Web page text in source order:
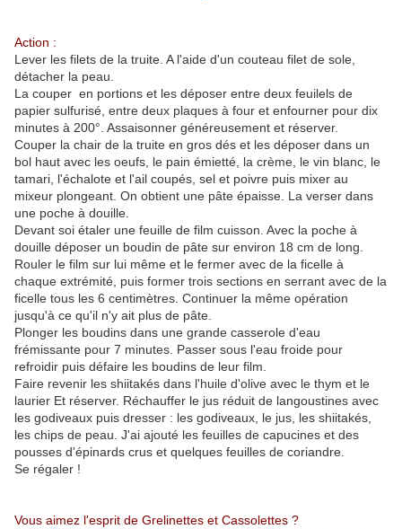
Action :
Lever les filets de la truite. A l'aide d'un couteau filet de sole,
détacher la peau.
La couper en portions et les déposer entre deux feuilels de
papier sulfurisé, entre deux plaques à four et enfourner pour dix
minutes à 200°. Assaisonner généreusement et réserver.
Couper la chair de la truite en gros dés et les déposer dans un
bol haut avec les oeufs, le pain émietté, la crème, le vin blanc, le
tamari, l'échalote et l'ail coupés, sel et poivre puis mixer au
mixeur plongeant. On obtient une pâte épaisse. La verser dans
une poche à douille.
Devant soi étaler une feuille de film cuisson. Avec la poche à
douille déposer un boudin de pâte sur environ 18 cm de long.
Rouler le film sur lui même et le fermer avec de la ficelle à
chaque extrémité, puis former trois sections en serrant avec de la
ficelle tous les 6 centimètres. Continuer la même opération
jusqu'à ce qu'il n'y ait plus de pâte.
Plonger les boudins dans une grande casserole d'eau
frémissante pour 7 minutes. Passer sous l'eau froide pour
refroidir puis défaire les boudins de leur film.
Faire revenir les shiitakés dans l'huile d'olive avec le thym et le
laurier Et réserver. Réchauffer le jus réduit de langoustines avec
les godiveaux puis dresser : les godiveaux, le jus, les shiitakés,
les chips de peau. J'ai ajouté les feuilles de capucines et des
pousses d'épinards crus et quelques feuilles de coriandre.
Se régaler !
Vous aimez l'esprit de Grelinettes et Cassolettes ?